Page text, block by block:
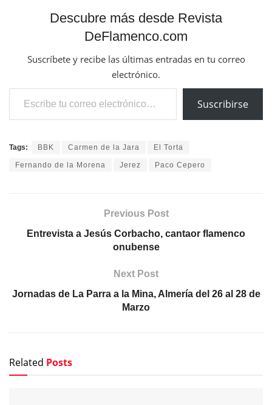
Descubre más desde Revista
DeFlamenco.com
Suscríbete y recibe las últimas entradas en tu correo
electrónico.
Escribe tu correo electrónico…
Suscribirse
Tags: BBK Carmen de la Jara El Torta
Fernando de la Morena Jerez Paco Cepero
Previous Post
Entrevista a Jesús Corbacho, cantaor flamenco
onubense
Next Post
Jornadas de La Parra a la Mina, Almería del 26 al 28 de
Marzo
Related Posts